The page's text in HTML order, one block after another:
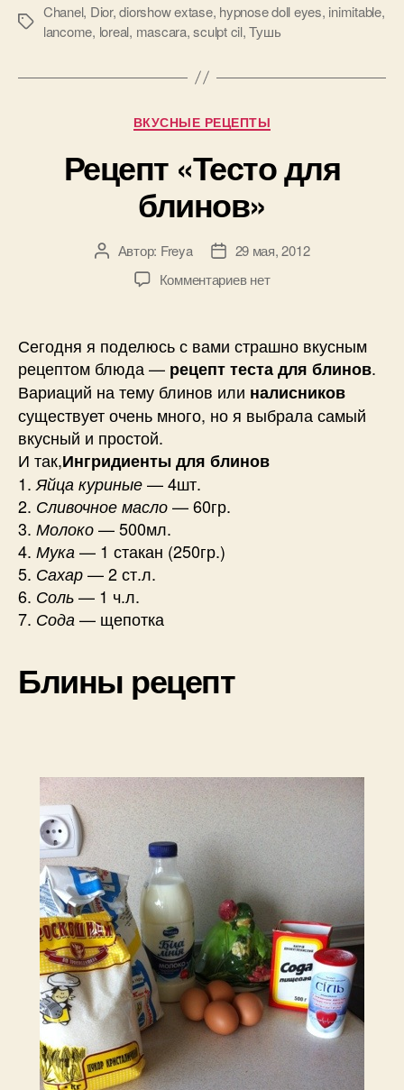
Метки
Chanel, Dior,diorshow extase, hypnose doll eyes, inimitable,
lancome, loreal, mascara,sculpt cil,Тушь
Рубрики
ВКУСНЫЕ РЕЦЕПТЫ
Рецепт «Тесто для
блинов»
Автор
записи
Автор: Freya
Дата29 мая, 2012
Комментариевк
для
блинов»
нет
Сегодня я поделюсь с вами страшно вкусным
рецептом блюда — рецепт теста для блинов.
Вариаций на тему блинов или налисников
существует очень много, но я выбрала самый
вкусный и простой.
И так,Ингридиенты для блинов
1.Яйца куриные — 4шт.
2. Сливочное масло — 60гр.
3. Молоко — 500мл.
4. Мука — 1 стакан (250гр.)
5. Сахар — 2 ст.л.
6. Соль — 1 ч.л.
7. Сода — щепотка
Блины рецепт